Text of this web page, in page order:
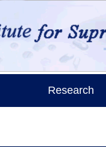
Research